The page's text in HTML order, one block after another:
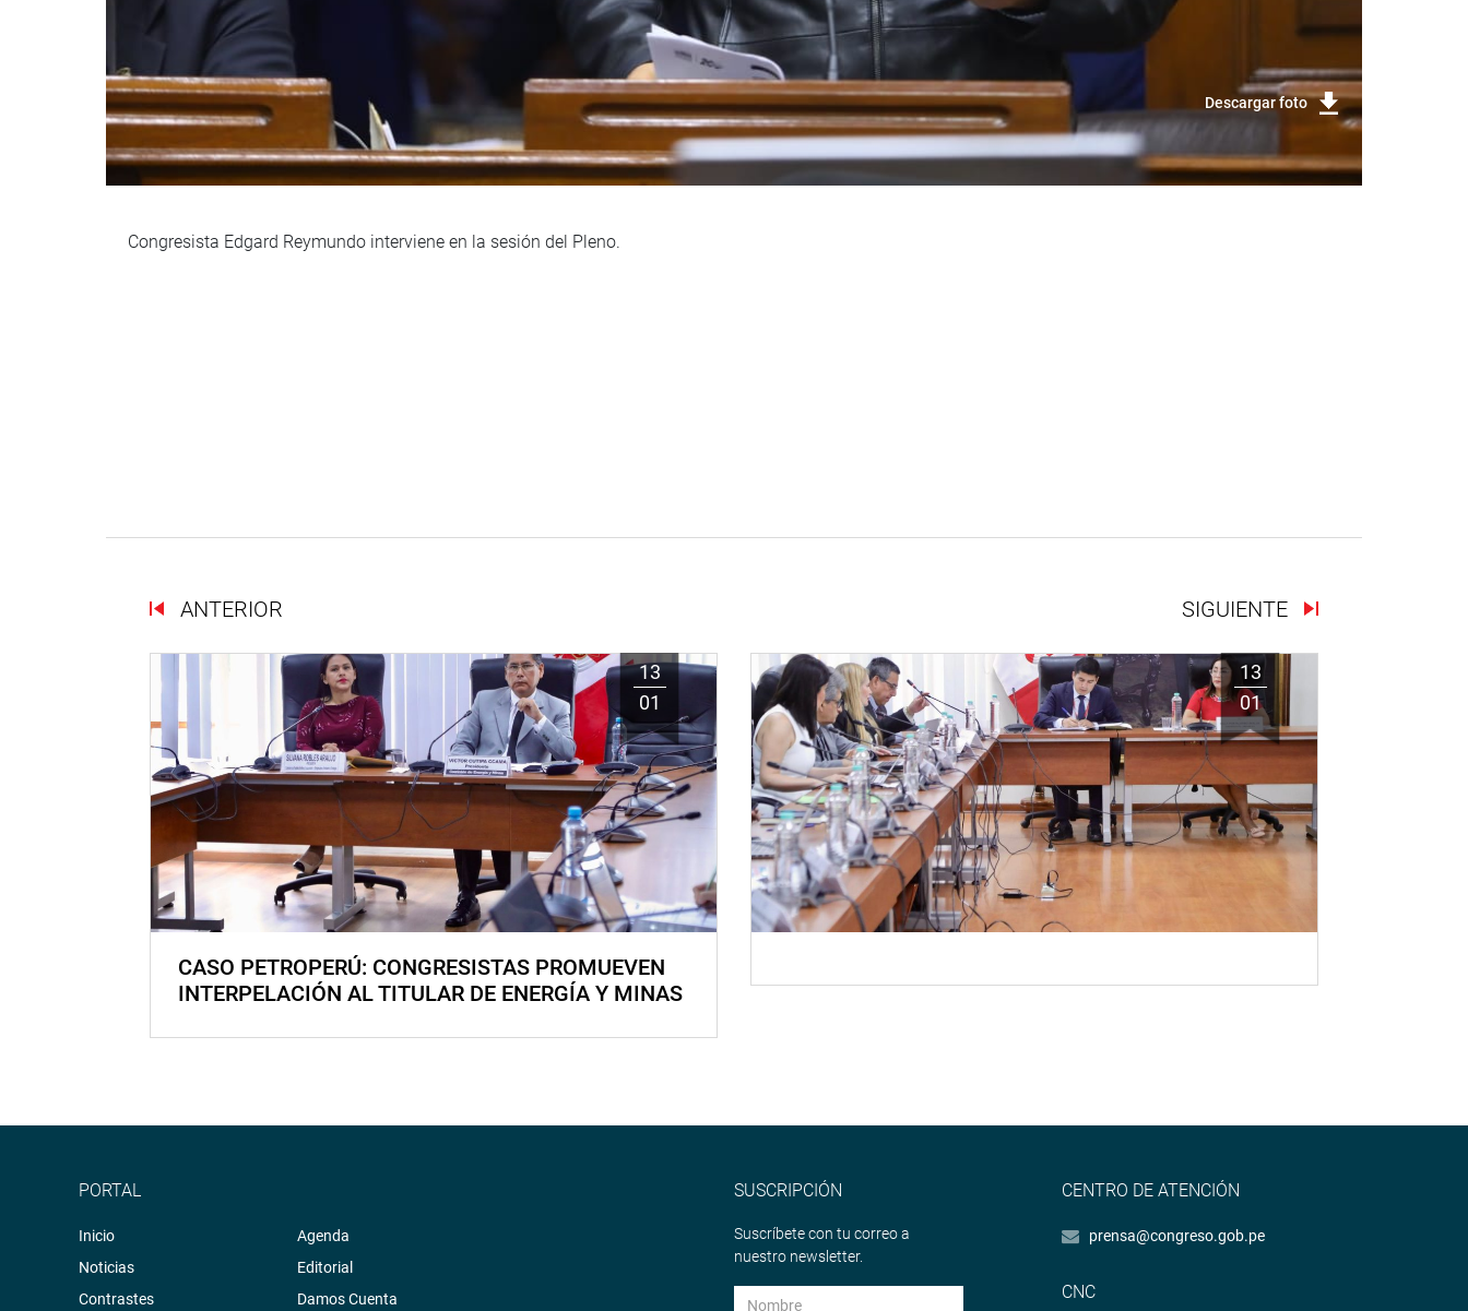
Descargar foto
Congresista Edgard Reymundo interviene en la sesión del Pleno.
ANTERIOR SIGUIENTE
13
01
CASO PETROPERÚ: CONGRESISTAS PROMUEVEN
INTERPELACIÓN AL TITULAR DE ENERGÍA Y MINAS
13
01
PORTAL
Inicio
Noticias
Contrastes
Agenda
Editorial
Damos Cuenta
SUSCRIPCIÓN
Suscríbete con tu correo a
nuestro newsletter.
CENTRO DE ATENCIÓN
prensa@congreso.gob.pe
CNC